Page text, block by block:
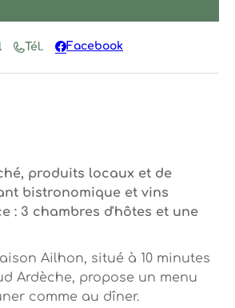
produits locaux et de
bistronomique et vins
: 3 chambres d'hôtes et une
Ailhon, situé à 10 minutes
Ardèche, propose un menu
comme au dîner.
Tél. Facebook